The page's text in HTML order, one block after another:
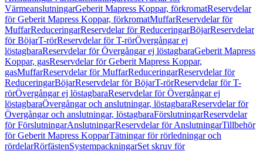
VärmeanslutningarGeberit Mapress Koppar, förkromatReservdelar
för Geberit Mapress Koppar, förkromatMuffarReservdelar för
MuffarReduceringarReservdelar för ReduceringarBöjarReservdelar
för BöjarT-rörReservdelar för T-rörÖvergångar ej
löstagbaraReservdelar för Övergångar ej löstagbaraGeberit Mapress
Koppar, gasReservdelar för Geberit Mapress Koppar,
gasMuffarReservdelar för MuffarReduceringarReservdelar för
ReduceringarBöjarReservdelar för BöjarT-rörReservdelar för T-
rörÖvergångar ej löstagbaraReservdelar för Övergångar ej
löstagbaraÖvergångar och anslutningar, löstagbaraReservdelar för
Övergångar och anslutningar, löstagbaraFörslutningarReservdelar
för FörslutningarAnslutningarReservdelar för AnslutningarTillbehör
för Geberit Mapress KopparTätningar för rörledningar och
rördelarRörfästenSystempackningarSet skruv för